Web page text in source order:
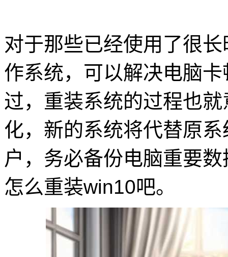
对于那些已经使用了很
作系统，可以解决电脑
过，重装系统的过程也
化，新的系统将代替原
户，务必备份电脑重要
怎么重装win10吧。